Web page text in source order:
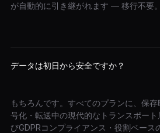
が自動的に引き継がれます — 移行不要。
データは初日から安全ですか？
もちろんです。すべてのプランに、保
号化・転送中の現代的なトランスポート
びGDPRコンプライアンス・役割ベース